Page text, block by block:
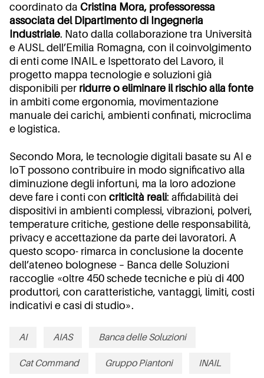
coordinato da Cristina Mora, professoressa
associata del Dipartimento di Ingegneria
Industriale. Nato dalla collaborazione tra Università
e AUSL dell’Emilia Romagna, con il coinvolgimento
di enti come INAIL e Ispettorato del Lavoro, il
progetto mappa tecnologie e soluzioni già
disponibili per ridurre o eliminare il rischio alla fonte
in ambiti come ergonomia, movimentazione
manuale dei carichi, ambienti confinati, microclima
e logistica.
Secondo Mora, le tecnologie digitali basate su AI e
IoT possono contribuire in modo significativo alla
diminuzione degli infortuni, ma la loro adozione
deve fare i conti con criticità reali: affidabilità dei
dispositivi in ambienti complessi, vibrazioni, polveri,
temperature critiche, gestione delle responsabilità,
privacy e accettazione da parte dei lavoratori. A
questo scopo- rimarca in conclusione la docente
dell’ateneo bolognese – Banca delle Soluzioni
raccoglie «oltre 450 schede tecniche e più di 400
produttori, con caratteristiche, vantaggi, limiti, costi
indicativi e casi di studio».
AI AIAS Banca delle Soluzioni
Cat Command Gruppo Piantoni INAIL